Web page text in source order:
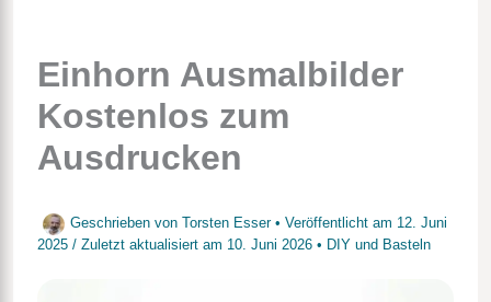
Einhorn Ausmalbilder
Kostenlos zum
Ausdrucken
Geschrieben von Torsten Esser • Veröffentlicht am 12. Juni
2025 / Zuletzt aktualisiert am 10. Juni 2026• DIY und Basteln